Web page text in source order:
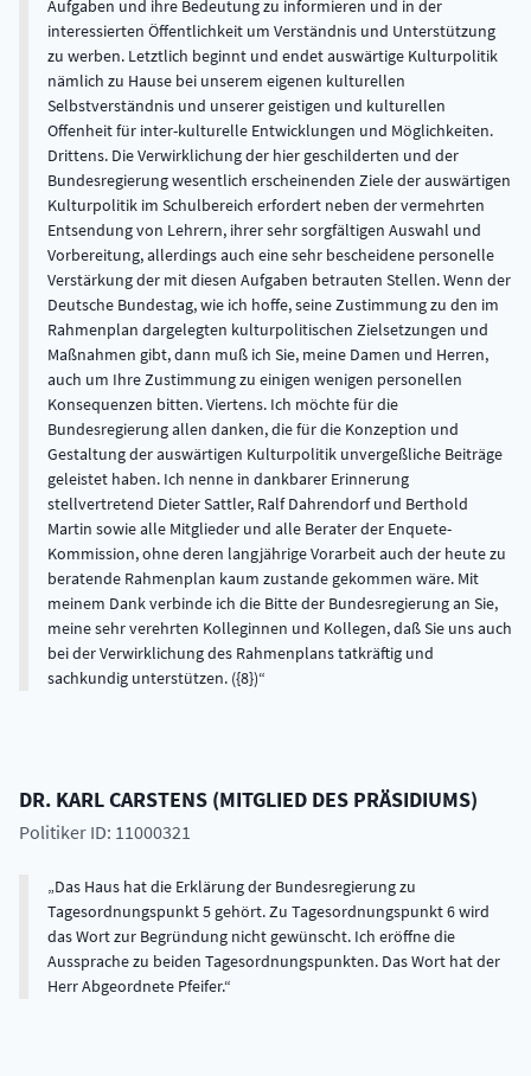
DR. KARLCARSTENS (MITGLIED DES PRÄSIDIUMS)
Politiker ID: 11000321
Das Haus hat die Erklärung der Bundesregierung zu
Tagesordnungspunkt 5 gehört. Zu Tagesordnungspunkt 6 wird
das Wort zur Begründung nicht gewünscht. Ich eröffne die
Aussprache zu beiden Tagesordnungspunkten. Das Wort hat der
Herr Abgeordnete Pfeifer.